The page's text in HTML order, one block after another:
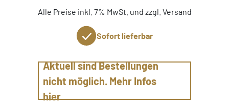
Alle Preise inkl. 7% MwSt. und zzgl. Versand
Sofort lieferbar
Aktuell sind Bestellungen
nicht möglich. Mehr Infos
hier